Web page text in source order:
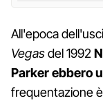
All'epoca
Vegasdel 1992
Parker ebbero
frequentazione